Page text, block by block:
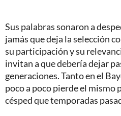
Sus palabras sonaron a
jamás que deja la selección
su participación y su
invitan a que debería dejar
generaciones. Tanto en el
poco a poco pierde el mismo
césped que temporadas